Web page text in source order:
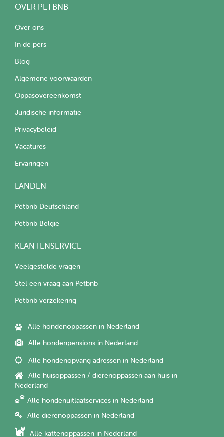
OVER PETBNB
Over ons
In de pers
Blog
Algemene voorwaarden
Oppasovereenkomst
Juridische informatie
Privacybeleid
Vacatures
Ervaringen
LANDEN
Petbnb Deutschland
Petbnb België
KLANTENSERVICE
Veelgestelde vragen
Stel een vraag aan Petbnb
Petbnb verzekering
Alle hondenoppassen in Nederland
Alle hondenpensions in Nederland
Alle hondenopvang adressen in Nederland
Alle huisoppassen / dierenoppassen aan huis in
Nederland
Alle hondenuitlaatservices in Nederland
Alle dierenoppassen in Nederland
Alle kattenoppassen in Nederland